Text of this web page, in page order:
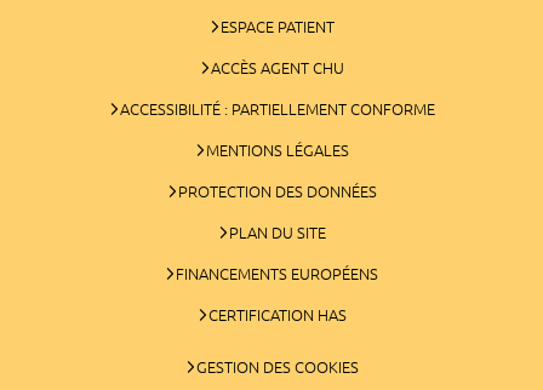
ESPACE PATIENT
ACCÈS AGENT CHU
ACCESSIBILITÉ : PARTIELLEMENT CONFORME
MENTIONS LÉGALES
PROTECTION DES DONNÉES
PLAN DU SITE
FINANCEMENTS EUROPÉENS
CERTIFICATION HAS
GESTION DES COOKIES